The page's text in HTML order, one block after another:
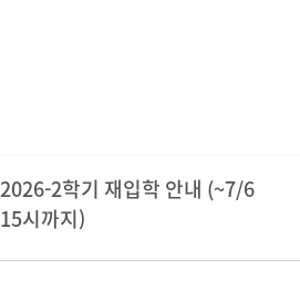
2026-2학기 재입학 안내 (~7/6
15시까지)